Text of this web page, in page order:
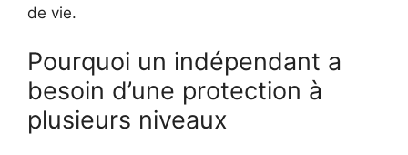
de vie.
Pourquoi un indépendant a
besoin d’une protection à
plusieurs niveaux